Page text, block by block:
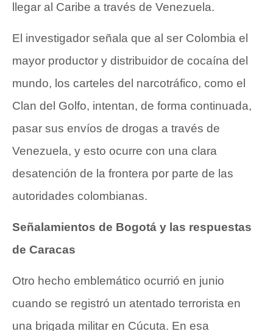
llegar al Caribe a través de Venezuela.
El investigador señala que al ser Colombia el
mayor productor y distribuidor de cocaína del
mundo, los carteles del narcotráfico, como el
Clan del Golfo, intentan, de forma continuada,
pasar sus envíos de drogas a través de
Venezuela, y esto ocurre con una clara
desatención de la frontera por parte de las
autoridades colombianas.
Señalamientos de Bogotá y las respuestas
de Caracas
Otro hecho emblemático ocurrió en junio
cuando se registró un atentado terrorista en
una brigada militar en Cúcuta. En esa